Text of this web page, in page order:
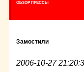
ОБЗОР ПРЕССЫ
Замостили
2006-10-27